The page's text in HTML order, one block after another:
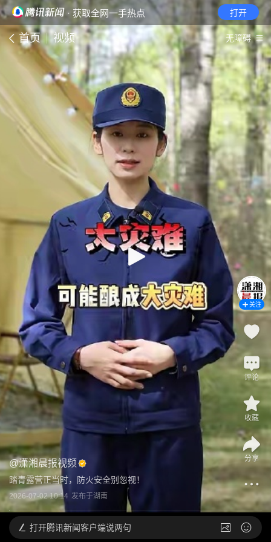
· 获取全网一手热点 打开
首页 视频 无障碍
@潇湘晨报视频
踏青露营正当时，防火安全别忽视！
2026-07-02 10:14 发布于湖南
关注
评论
收藏
分享
打开腾讯新闻客户端说两句